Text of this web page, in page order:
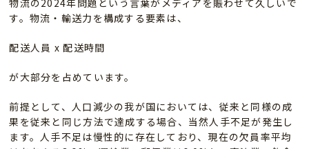
す。物流・輸送力を構成する要素は、
配送人員 x 配送時間
が大部分を占めています。
前提として、人口減少の我が国においては、従来と同様の成
果を従来と同じ方法で達成する場合、当然人手不足が発生し
ます。人手不足は慢性的に存在しており、現在の欠員率平均